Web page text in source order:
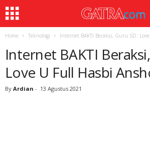
Home Teknologi Internet BAKTI Beraksi, Guru SD:
Internet BAKTI
Love U Full Hasbi
By Ardian - 13 Agustus 2021